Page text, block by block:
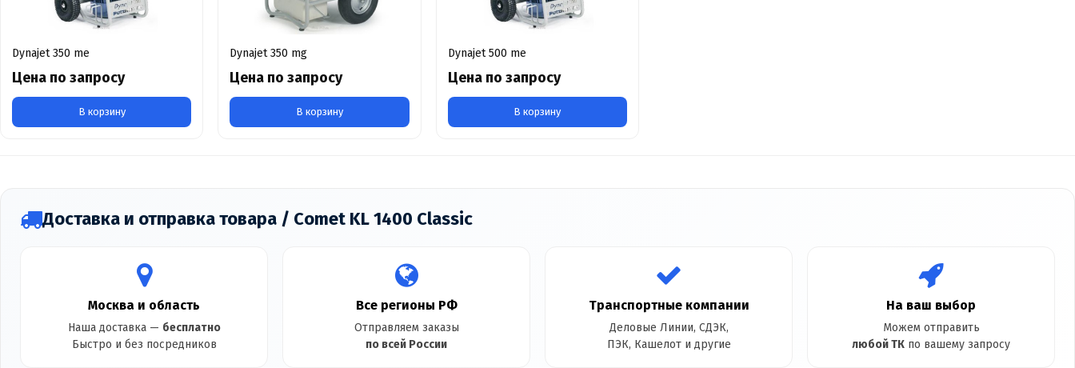
Dynajet 350 me
Цена по запросу
В корзину
Dynajet 350 mg
Цена по запросу
В корзину
Dynajet 500 me
Цена по запросу
В корзину
Доставка и отправка товара / Comet KL 1400 Classic
Москва и область
Наша доставка — бесплатно
Быстро и без посредников
Все регионы РФ
Отправляем заказы
по всей России
Транспортные компании
Деловые Линии, СДЭК,
ПЭК, Кашелот и другие
На ваш выбор
Можем отправить
любой ТК по вашему запросу